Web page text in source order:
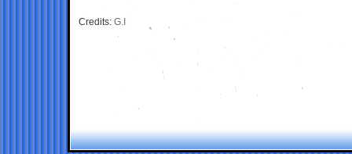
Credits: G.I